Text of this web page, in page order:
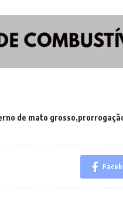
de mato grosso